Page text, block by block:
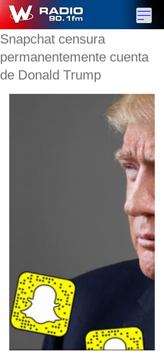
Snapchat censura
permanentemente cuenta
de Donald Trump